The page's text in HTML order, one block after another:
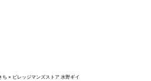
ち × ビレッジマンズストア 水野ギイ